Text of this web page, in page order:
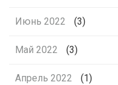
Июнь 2022 (3)
Май 2022 (3)
Апрель 2022 (1)